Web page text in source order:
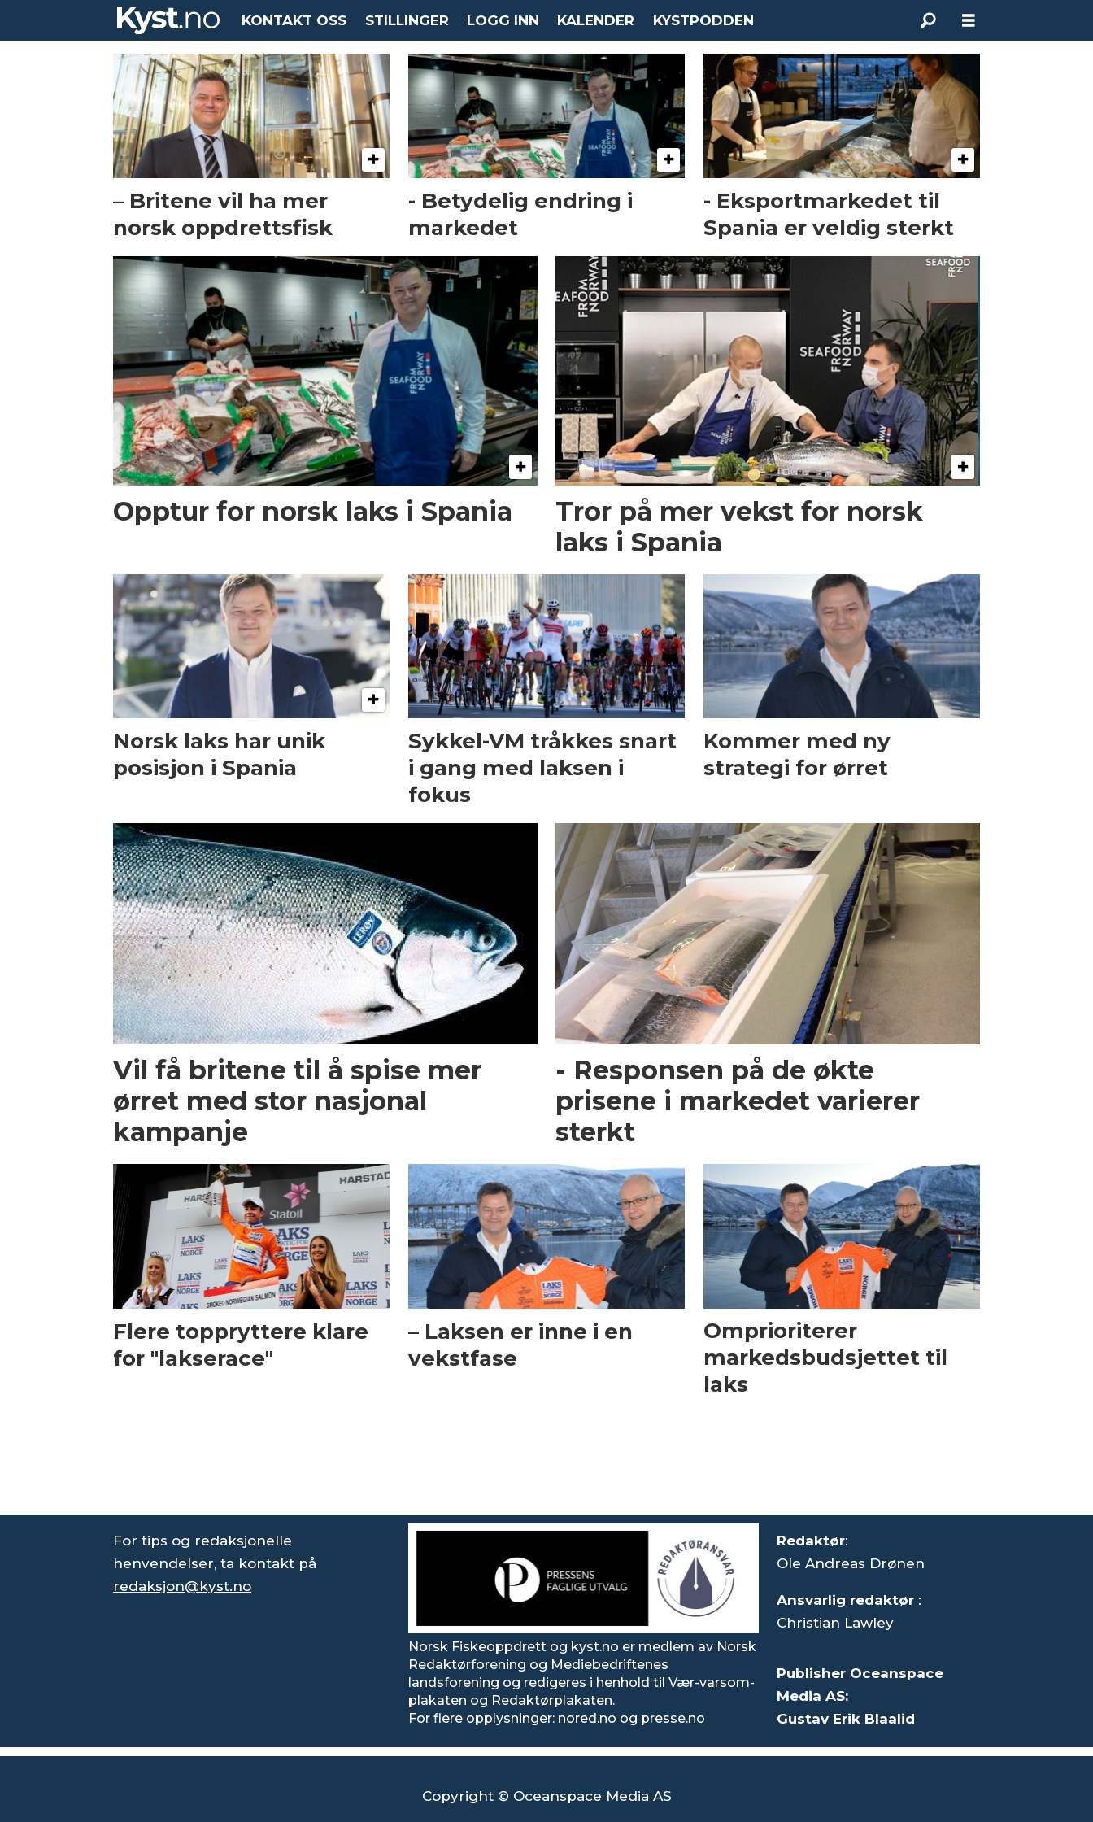
KONTAKT OSS STILLINGER LOGG INN KALENDER KYSTPODDEN
stabell– Britene vil ha mer
norsk oppdrettsfisk
- Betydelig endring i
markedet
- Eksportmarkedet til
Spania er veldig sterkt
Opptur for norsk laks i Spania
Tror på mer vekst for norsk
laks i Spania
Norsk laks har unik
posisjon i Spania
Sykkel-VM tråkkes snart
i gang med laksen i
fokus
Kommer med ny
strategi for ørret
Vil få britene til å spise mer
ørret med stor nasjonal
kampanje
- Responsen på de økte
prisene i markedet varierer
sterkt
Flere toppryttere klare
for "lakserace"
– Laksen er inne i en
vekstfase
Omprioriterer
markedsbudsjettet til
laks
For tips og redaksjonelle
henvendelser, ta kontakt på
redaksjon@kyst.no
Norsk Fiskeoppdrett og kyst.no er medlem av Norsk
Redaktørforening og Mediebedriftenes
landsforening og redigeres i henhold til Vær-varsom-
plakaten og Redaktørplakaten.
For flere opplysninger: nored.no og presse.no
Redaktør:
Ole Andreas Drønen
Ansvarlig redaktør :
Christian Lawley
Publisher Oceanspace
Media AS:
Gustav Erik Blaalid
Copyright © Oceanspace Media AS